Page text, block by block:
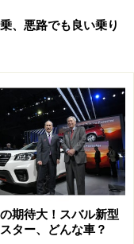
、悪路でも良い乗り
期待大！スバル新型
ター、どんな車？